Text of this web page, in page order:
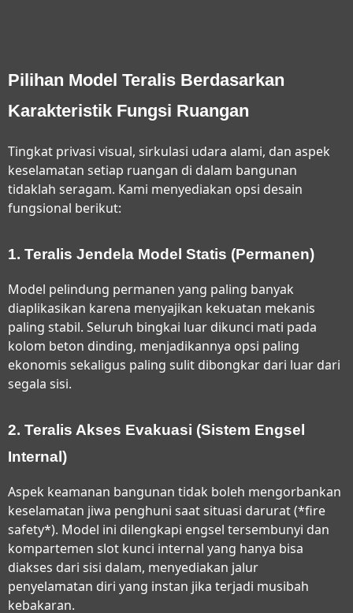
Pilihan Model Teralis Berdasarkan
Karakteristik Fungsi Ruangan
Tingkat privasi visual, sirkulasi udara alami, dan aspek
keselamatan setiap ruangan di dalam bangunan
tidaklah seragam. Kami menyediakan opsi desain
fungsional berikut:
1. Teralis Jendela Model Statis (Permanen)
Model pelindung permanen yang paling banyak
diaplikasikan karena menyajikan kekuatan mekanis
paling stabil. Seluruh bingkai luar dikunci mati pada
kolom beton dinding, menjadikannya opsi paling
ekonomis sekaligus paling sulit dibongkar dari luar dari
segala sisi.
2. Teralis Akses Evakuasi (Sistem Engsel
Internal)
Aspek keamanan bangunan tidak boleh mengorbankan
keselamatan jiwa penghuni saat situasi darurat (*fire
safety*). Model ini dilengkapi engsel tersembunyi dan
kompartemen slot kunci internal yang hanya bisa
diakses dari sisi dalam, menyediakan jalur
penyelamatan diri yang instan jika terjadi musibah
kebakaran.